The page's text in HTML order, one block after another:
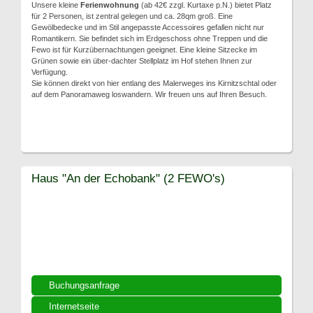
Unsere kleine Ferienwohnung (ab 42€ zzgl. Kurtaxe p.N.) bietet Platz
für 2 Personen, ist zentral gelegen und ca. 28qm groß. Eine
Gewölbedecke und im Stil angepasste Accessoires gefallen nicht nur
Romantikern. Sie befindet sich im Erdgeschoss ohne Treppen und die
Fewo ist für Kurzübernachtungen geeignet. Eine kleine Sitzecke im
Grünen sowie ein über-dachter Stellplatz im Hof stehen Ihnen zur
Verfügung.
Sie können direkt von hier entlang des Malerweges ins Kirnitzschtal oder
auf dem Panoramaweg loswandern. Wir freuen uns auf Ihren Besuch.
Buchungsanfrage
Internetseite
Haus "An der Echobank" (2 FEWO's)